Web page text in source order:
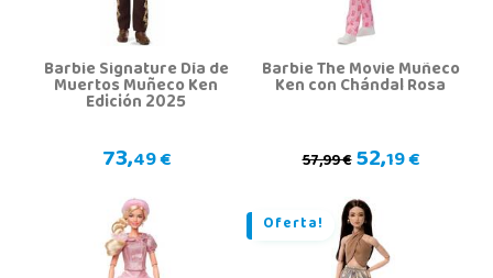
Barbie Signature Día de
Muertos Muñeco Ken
Edición 2025
73,49 €
Barbie The Movie Muñeco
Ken con Chándal Rosa
57,99 €52,19 €
Oferta!